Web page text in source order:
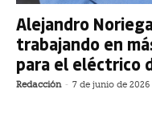
Alejandro
trabajando en
para el eléctrico
Redacción - 7 de junio de 2026